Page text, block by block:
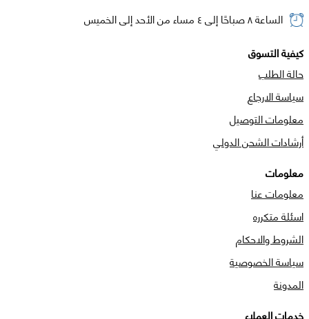
الساعة ٨ صباحًا إلى ٤ مساء من الأحد إلى الخميس
كيفية التسوق
حالة الطلب
سياسة الارجاع
معلومات التوصيل
أرشادات الشحن الدولي
معلومات
معلومات عنا
اسئلة متكرره
الشروط والاحكام
سياسة الخصوصية
المدونة
خدمات العملاء